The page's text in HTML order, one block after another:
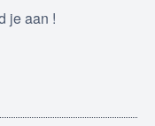
je aan !